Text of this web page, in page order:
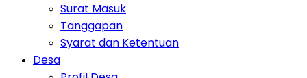
Surat Masuk
Tanggapan
Syarat dan Ketentuan
Desa